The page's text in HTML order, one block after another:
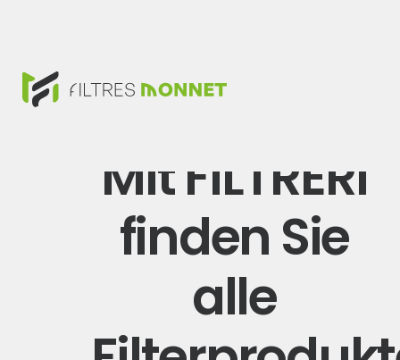
Mit FILTRERI
finden Sie
alle